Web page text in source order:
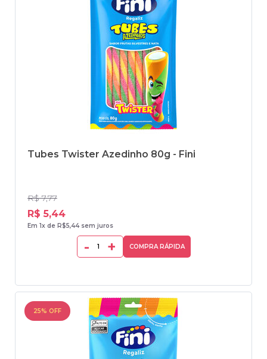
Tubes Twister Azedinho 80g - Fini
R$ 7,77
R$ 5,44
Em 1x de R$5,44 sem juros
- + COMPRA RÁPIDA
25% OFF